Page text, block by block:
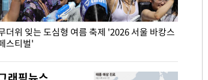
더위 잊는 도심형 여름 축제 '2026 서울 바캉스
스티벌'